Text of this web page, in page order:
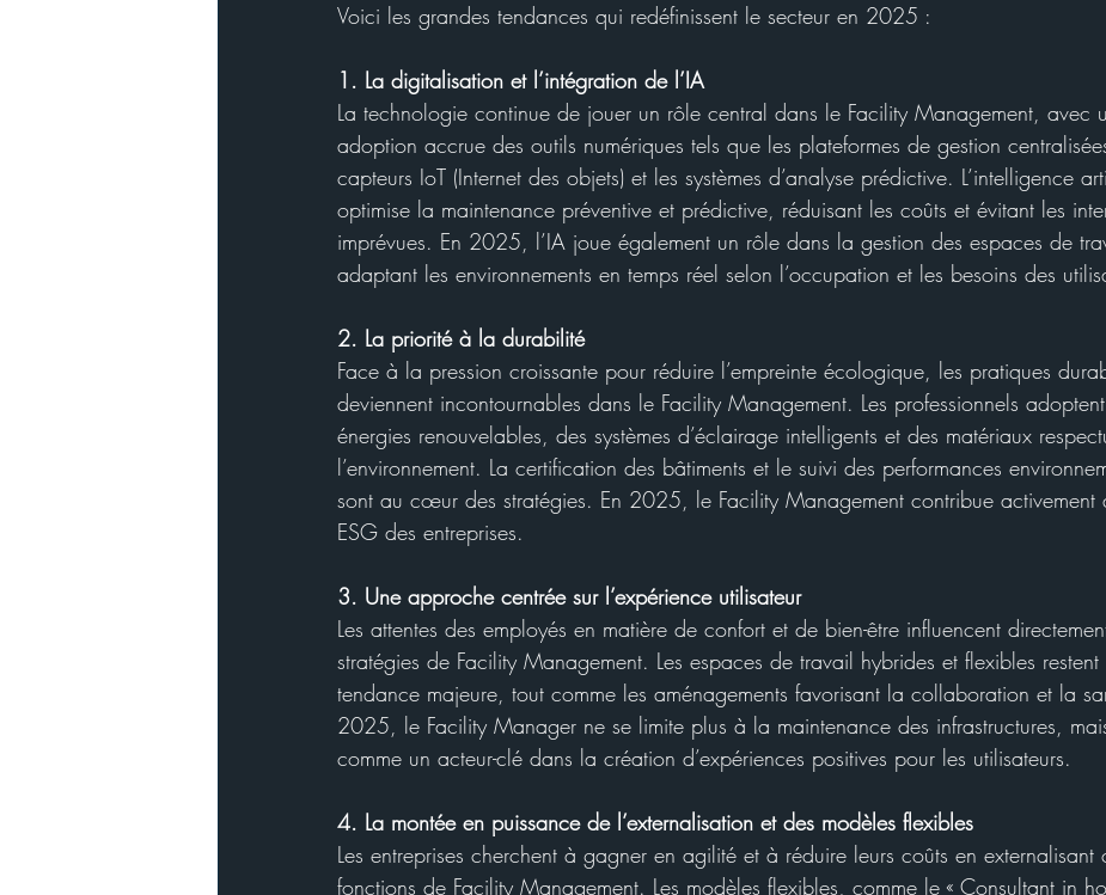
Voici les grandes tendances qui redéfinissent le secteur en 2025 :
1. La digitalisation et l’intégration de l’IA
La technologie continue de jouer un rôle central dans le Facility Management, avec
adoption accrue des outils numériques tels que les plateformes de gestion
capteurs IoT (Internet des objets) et les systèmes d’analyse prédictive. L’intelligence
optimise la maintenance préventive et prédictive, réduisant les coûts et évitant les
imprévues. En 2025, l’IA joue également un rôle dans la gestion des espaces de
adaptant les environnements en temps réel selon l’occupation et les besoins des
2. La priorité à la durabilité
Face à la pression croissante pour réduire l’empreinte écologique, les pratiques
deviennent incontournables dans le Facility Management. Les professionnels
énergies renouvelables, des systèmes d’éclairage intelligents et des matériaux
l’environnement. La certification des bâtiments et le suivi des performances
sont au cœur des stratégies. En 2025, le Facility Management contribue activement
ESG des entreprises.
3. Une approche centrée sur l’expérience utilisateur
Les attentes des employés en matière de confort et de bien-être influencent
stratégies de Facility Management. Les espaces de travail hybrides et flexibles restent
tendance majeure, tout comme les aménagements favorisant la collaboration et la
2025, le Facility Manager ne se limite plus à la maintenance des infrastructures,
comme un acteur-clé dans la création d’expériences positives pour les utilisateurs.
4. La montée en puissance de l’externalisation et des modèles flexibles
Les entreprises cherchent à gagner en agilité et à réduire leurs coûts en externalisant
fonctions de Facility Management. Les modèles flexibles, comme le « Consultant in